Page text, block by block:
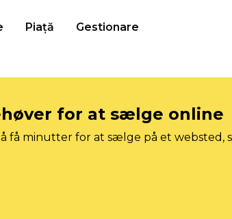
Piață Gestionare
for at sælge online
få minutter for at sælge på et websted,